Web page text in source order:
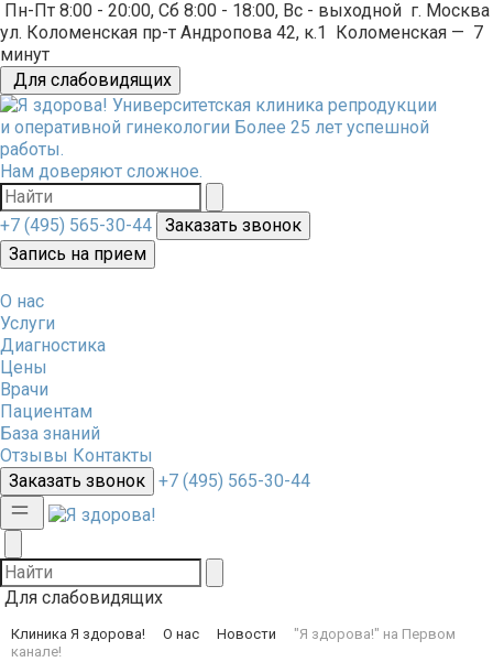
Пн-Пт 8:00 - 20:00, Сб 8:00 - 18:00, Вс - выходной г. Москва
ул. Коломенская пр-т Андропова 42, к.1 Коломенская — 7
минут
Для слабовидящих
Университетская клиника репродукции
и оперативной гинекологии Более 25 лет успешной
работы.
Нам доверяют сложное.
+7 (495) 565-30-44
Заказать звонок
Запись на прием
О нас
Услуги
Диагностика
Цены
Врачи
Пациентам
База знаний
Отзывы Контакты
Заказать звонок
+7 (495) 565-30-44
Для слабовидящих
Клиника Я здорова! О нас Новости
"Я здорова!" на Первом
канале!